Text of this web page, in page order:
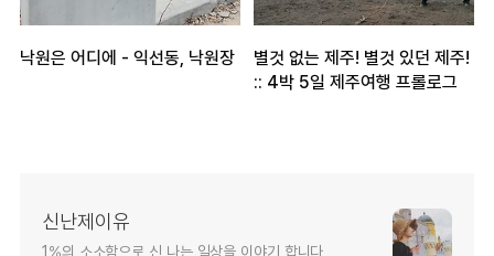
낙원은 어디에 - 익선동, 낙원장
별것 없는 제주! 별것 있던 제주!
:: 4박 5일 제주여행 프롤로그
신난제이유
1%의 소소함으로 신 나는 일상을 이야기 합니다_